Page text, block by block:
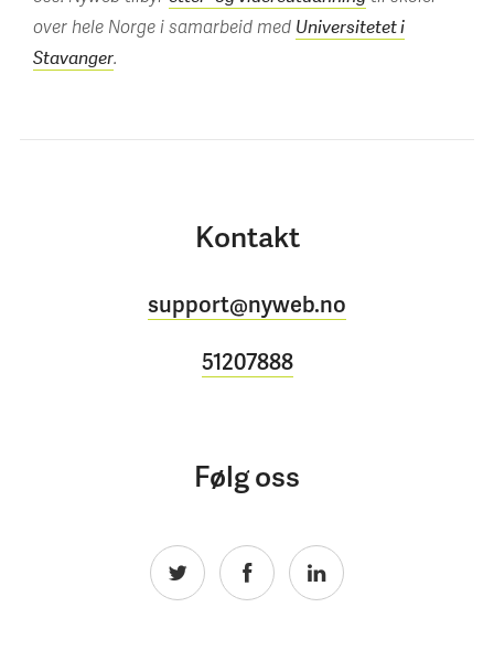
over hele Norge i samarbeid med Universitetet i
Stavanger.
Kontakt
support@nyweb.no
51207888
Følg oss